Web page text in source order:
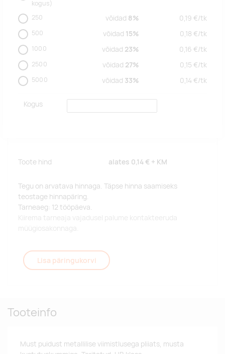
kogus)
250 võidad 8% 0,19 €/tk
500 võidad 15% 0,18 €/tk
1000 võidad 23% 0,16 €/tk
2500 võidad 27% 0,15 €/tk
5000 võidad 33% 0,14 €/tk
Kogus
Toote hind alates 0,14 € + KM
Tegu on arvatava hinnaga. Täpse hinna saamiseks
teostage hinnapäring.
Tarneaeg: 12 tööpäeva.
Kiirema tarneaja vajadusel palume kontakteeruda
müügiosakonnaga.
Lisa päringukorvi
Tooteinfo
Must puidust metallilise viimistlusega pliiats, musta